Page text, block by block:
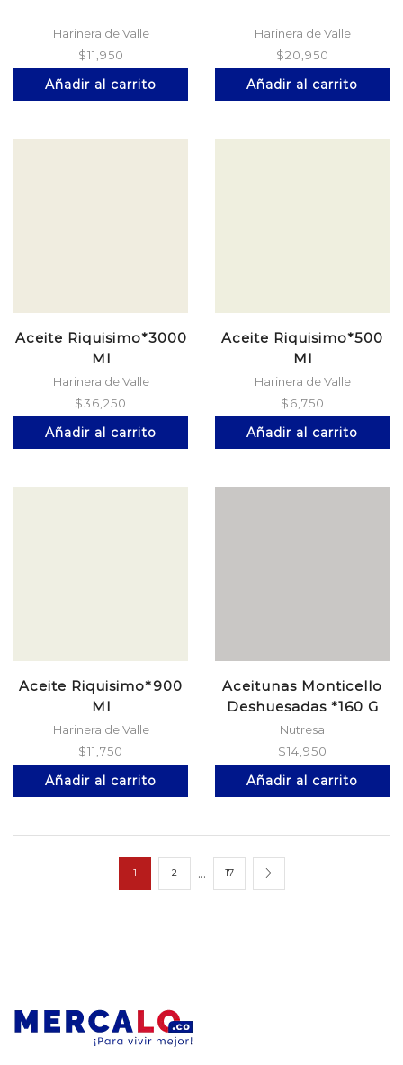
Harinera de Valle
$11,950
Añadir al carrito
Harinera de Valle
$20,950
Añadir al carrito
Aceite Riquisimo*3000
Ml
Harinera de Valle
$36,250
Añadir al carrito
Aceite Riquisimo*500
Ml
Harinera de Valle
$6,750
Añadir al carrito
Aceite Riquisimo*900
Ml
Harinera de Valle
$11,750
Añadir al carrito
Aceitunas Monticello
Deshuesadas *160 G
Nutresa
$14,950
Añadir al carrito
1 2 … 17